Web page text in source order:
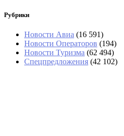
Рубрики
Новости Авиа (16 591)
Новости Операторов (194)
Новости Туризма (62 494)
Спецпредложения (42 102)